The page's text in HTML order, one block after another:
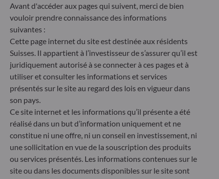
sur les facteurs de durabilité dans le processus de
décision d'investissement. Article 8 : L'équipe de
gestion traite les risques de durabilité en intégrant
des critères ESG (Environnement et/ou Social et/ou
Gouvernance) dans son processus de décision
d'investissement. Article 9 : L'équipe de gestion suit
un objectif d'investissement durable strict qui
contribue de manière significative aux défis de la
transition écologique, et traite les risques de
durabilité par le biais de notations fournies par le
fournisseur externe de données ESG de la société
de gestion
Avant d'accéder aux pages qui suivent, merci de bien
vouloir prendre connaissance des informations
suivantes :
Cette page internet du site est destinée aux résidents
Suisses. Il appartient à l’investisseur de s’assurer qu’il est
juridiquement autorisé à se connecter à ces pages et à
utiliser et consulter les informations et services
présentés sur le site au regard des lois en vigueur dans
son pays.
Ce site internet et les informations qu’il présente a été
réalisé dans un but d’information uniquement et ne
constitue ni une offre, ni un conseil en investissement, ni
une sollicitation en vue de la souscription des produits
ou services présentés. Les informations contenues sur le
site ou dans les documents disponibles sur le site sont